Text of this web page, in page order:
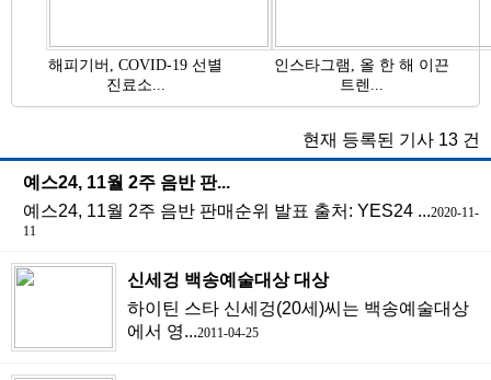
해피기버, COVID-19 선별
진료소...
인스타그램, 올 한 해 이끈
트렌...
현재 등록된 기사 13 건
예스24, 11월 2주 음반 판...
예스24, 11월 2주 음반 판매순위 발표 출처: YES24 ...2020-11-
11
신세겅 백송예술대상 대상
하이틴 스타 신세겅(20세)씨는 백송예술대상
에서 영...2011-04-25